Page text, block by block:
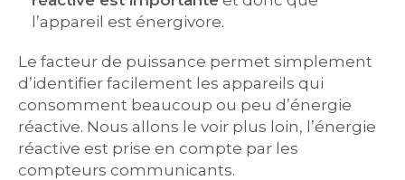
l’appareil est énergivore.
Le facteur de puissance permet simplement
d’identifier facilement les appareils qui
consomment beaucoup ou peu d’énergie
réactive. Nous allons le voir plus loin, l’énergie
réactive est prise en compte par les
compteurs communicants.